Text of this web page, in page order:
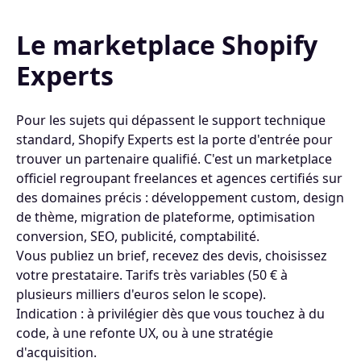
Le marketplace Shopify
Experts
Pour les sujets qui dépassent le support technique
standard, Shopify Experts est la porte d'entrée pour
trouver un partenaire qualifié. C'est un marketplace
officiel regroupant freelances et agences certifiés sur
des domaines précis : développement custom, design
de thème, migration de plateforme, optimisation
conversion, SEO, publicité, comptabilité.
Vous publiez un brief, recevez des devis, choisissez
votre prestataire. Tarifs très variables (50 € à
plusieurs milliers d'euros selon le scope).
Indication : à privilégier dès que vous touchez à du
code, à une refonte UX, ou à une stratégie
d'acquisition.